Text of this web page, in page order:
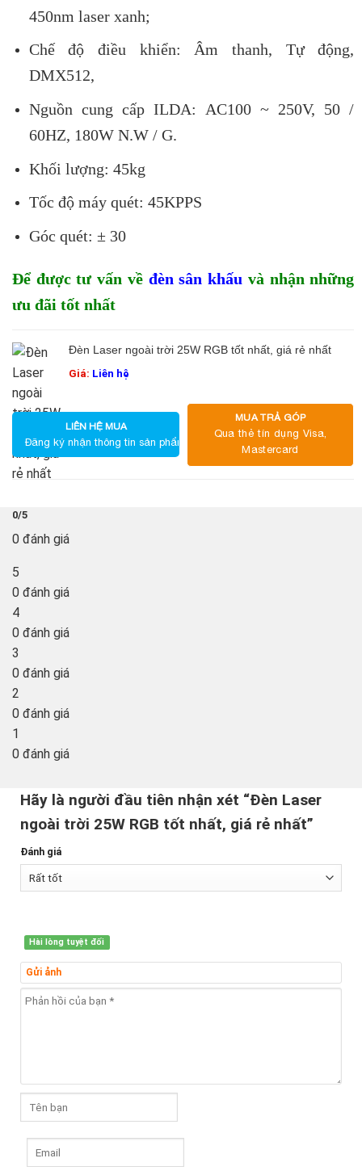
450nm laser xanh;
Chế độ điều khiển: Âm thanh, Tự động,
DMX512,
Nguồn cung cấp ILDA: AC100 ~ 250V, 50 /
60HZ, 180W N.W / G.
Khối lượng: 45kg
Tốc độ máy quét: 45KPPS
Góc quét: ± 30
Để được tư vấn về đèn sân khấu và nhận những
ưu đãi tốt nhất
Đèn Laser ngoài trời 25W RGB tốt nhất, giá rẻ nhất
Giá: Liên hệ
LIÊN HỆ MUA
Đăng ký nhận thông tin sản phẩm
MUA TRẢ GÓP
Qua thẻ tín dụng Visa,
Mastercard
0/5
0 đánh giá
5
0 đánh giá
4
0 đánh giá
3
0 đánh giá
2
0 đánh giá
1
0 đánh giá
Hãy là người đầu tiên nhận xét “Đèn Laser
ngoài trời 25W RGB tốt nhất, giá rẻ nhất”
Đánh giá
Hài lòng tuyệt đối
Gửi ảnh